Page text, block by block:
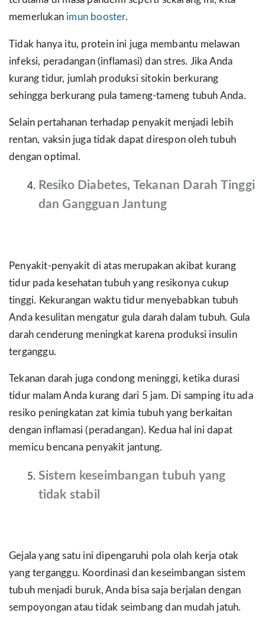
memerlukan imun booster.
Tidak hanya itu, protein ini juga membantu melawan
infeksi, peradangan (inflamasi) dan stres. Jika Anda
kurang tidur, jumlah produksi sitokin berkurang
sehingga berkurang pula tameng-tameng tubuh Anda.
Selain pertahanan terhadap penyakit menjadi lebih
rentan, vaksin juga tidak dapat direspon oleh tubuh
dengan optimal.
Resiko Diabetes, Tekanan Darah Tinggi
dan Gangguan Jantung
Penyakit-penyakit di atas merupakan akibat kurang
tidur pada kesehatan tubuh yang resikonya cukup
tinggi. Kekurangan waktu tidur menyebabkan tubuh
Anda kesulitan mengatur gula darah dalam tubuh. Gula
darah cenderung meningkat karena produksi insulin
terganggu.
Tekanan darah juga condong meninggi, ketika durasi
tidur malam Anda kurang dari 5 jam. Di samping itu ada
resiko peningkatan zat kimia tubuh yang berkaitan
dengan inflamasi (peradangan). Kedua hal ini dapat
memicu bencana penyakit jantung.
Sistem keseimbangan tubuh yang
tidak stabil
Gejala yang satu ini dipengaruhi pola olah kerja otak
yang terganggu. Koordinasi dan keseimbangan sistem
tubuh menjadi buruk, Anda bisa saja berjalan dengan
sempoyongan atau tidak seimbang dan mudah jatuh.